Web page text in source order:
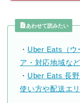
あわせて読みたい
・ Uber Eats（ウ
ア・対応地域など
・ Uber Eats 長
使い方や配送エ